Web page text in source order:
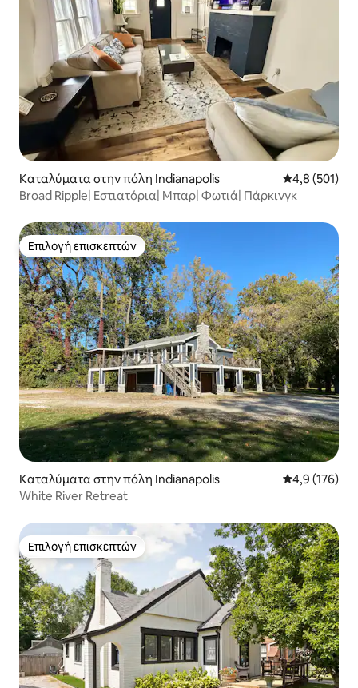
Καταλύματα στην πόλη Indianapolis Μέση
4,8 (501)
Broad Ripple| Εστιατόρια| Μπαρ| Φωτιά| Πάρκινγκ
Επιλογή επισκεπτών
Επιλογή επισκεπτών
Καταλύματα στην πόλη Indianapolis Μέση
4,9 (176)
White River Retreat
Επιλογή επισκεπτών
Επιλογή επισκεπτών